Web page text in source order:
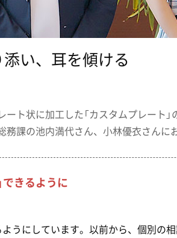
い、耳を傾ける
ト状に加工した「カスタムプレート
課の池内満代さん、小林優衣さんに
できるように
うにしています。以前から、個別の